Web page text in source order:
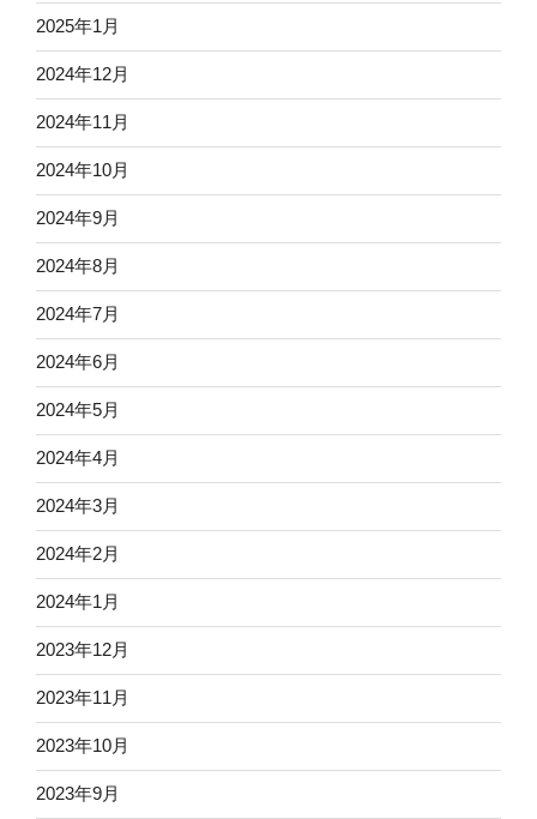
2025年1月
2024年12月
2024年11月
2024年10月
2024年9月
2024年8月
2024年7月
2024年6月
2024年5月
2024年4月
2024年3月
2024年2月
2024年1月
2023年12月
2023年11月
2023年10月
2023年9月